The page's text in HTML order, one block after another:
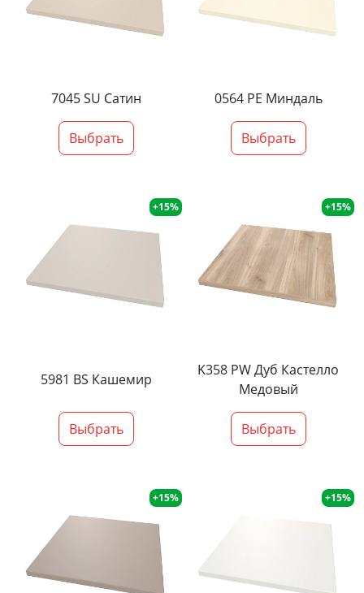
7045 SU Сатин
Выбрать
0564 PE Миндаль
Выбрать
+15%
5981 BS Кашемир
Выбрать
+15%
K358 PW Дуб Кастелло
Медовый
Выбрать
+15% +15%